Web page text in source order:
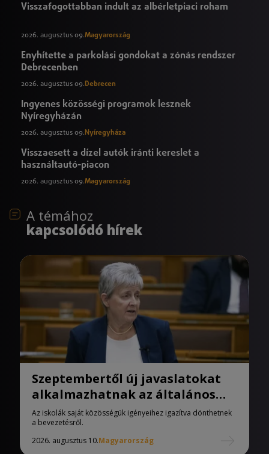
Visszafogottabban indult az albérletpiaci roham
2026. augusztus 09.Magyarország
Enyhítette a parkolási gondokat a zónás rendszer
Debrecenben
2026. augusztus 09.Debrecen
Ingyenes közösségi programok lesznek
Nyíregyházán
2026. augusztus 09. Nyíregyháza
Visszaesett a dízel autók iránti kereslet a
használtautó-piacon
2026. augusztus 09.Magyarország
A témához
kapcsolódó hírek
Szeptembertől új javaslatokat
alkalmazhatnak az általános
iskolák
Az iskolák saját közösségük igényeihez igazítva dönthetnek
a bevezetésről.
2026. augusztus 10.Magyarország